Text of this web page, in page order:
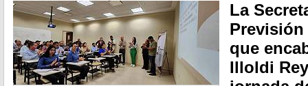
La
Previsión
que
Illoldi